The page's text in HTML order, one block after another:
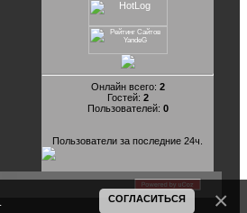
Онлайн всего: 2
Гостей: 2
Пользователей: 0
Пользователи за последние 24ч.
СОГЛАСИТЬСЯ